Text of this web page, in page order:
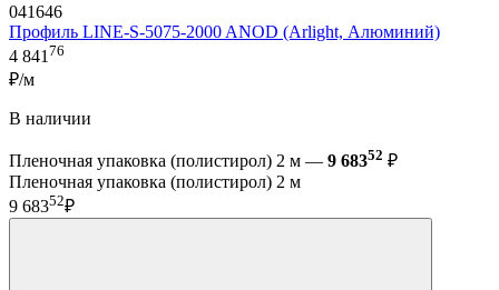
041646
Профиль LINE-S-5075-2000 ANOD (Arlight, Алюминий)
4 841 76
₽/м
В наличии
Пленочная упаковка (полистирол) 2 м — 9 68352 ₽
Пленочная упаковка (полистирол) 2 м
9 68352₽